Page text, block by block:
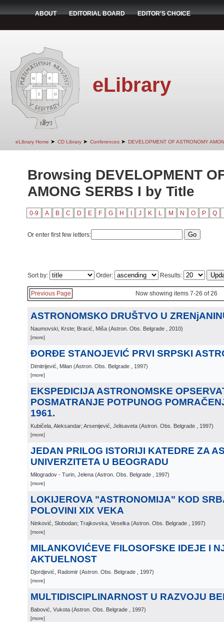
ABOUT EDITORIAL BOARD EDITOR'S CHOICE
eLibrary
eLibrary Home ➤ CD Library ➤ Conferences ➤ DEVELOPMENT OF ASTRONOMY
Browsing DEVELOPMENT
AMONG SERBS I by Title
0-9 A B C D E F G H J K L M N O P Q
Or enter first few letters:
Sort by: Order: Results:
Previous Page Now showing items 7-26 of 26
ASTRONOMSKO DRUŠTVO U
Naumovski, Krste; Bracić, Miša (Astron. Obs. Belgrade , 2010)
[more]
ĐORĐE STANOJEVIĆ PRVI SRPSKI
Dimitrijević, Milan (Astron. Obs. Belgrade , 1997)
[more]
EKSPEDICIJA ASTRONOMSKE
POSMATRANJE POTPUNOG
1961.
Kubičela, Aleksandar; Arsenijević, Jelisaveta (Astron. Obs. Belgrade , 1997)
[more]
JEDAN PRILOG ISTORIJI KATEDRE ZA
UNIVERZITETA U BEOGRADU
Milogradov - Turin, Jelena (Astron. Obs. Belgrade , 1997)
[more]
LOKIJEROVA "ASTRONOMIJA" KOD
POLOVINI XIX VEKA
Ninković, Slobodan; Trajkovska, Veselka (Astron. Obs. Belgrade , 1997)
[more]
MILANKOVIĆEVE FILOSOFSKE IDEJE I
AKTUELNOST
Djordjević, Radomir (Astron. Obs. Belgrade , 1997)
[more]
MULTIDISCIPLINARNOST U RAZVOJU
Babović, Vukota (Astron. Obs. Belgrade , 1997)
[more]